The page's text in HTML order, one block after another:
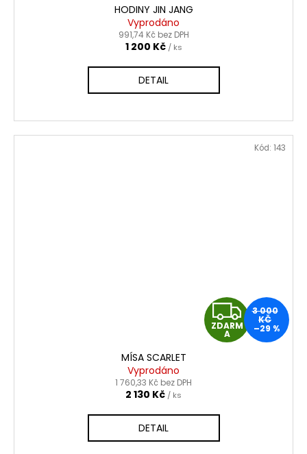
HODINY JIN JANG
Vyprodáno
991,74 Kč bez DPH
1 200 Kč / ks
DETAIL
Z
D
ZDARM
A
3 000
KČ
–29 %
MÍSA SCARLET
Vyprodáno
1 760,33 Kč bez DPH
2 130 Kč / ks
DETAIL
Kód: 143